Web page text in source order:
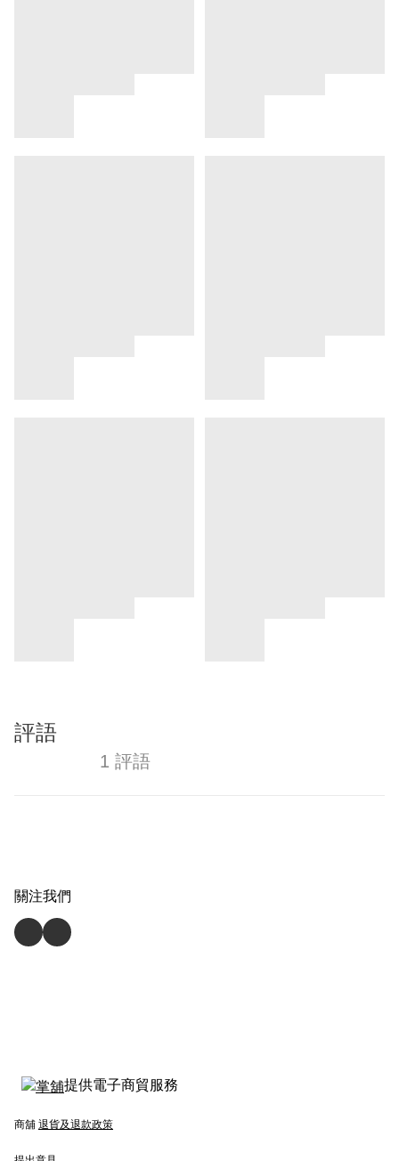
評語
1 評語
關注我們
提供電子商貿服務
商舖 退貨及退款政策